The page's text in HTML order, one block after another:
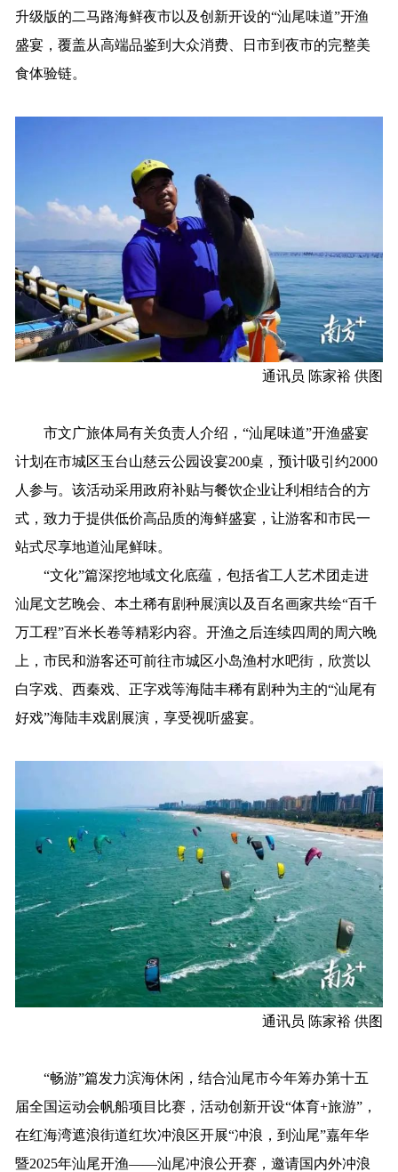
升级版的二马路海鲜夜市以及创新开设的“汕尾味道”开渔
盛宴，覆盖从高端品鉴到大众消费、日市到夜市的完整美
食体验链。
通讯员 陈家裕 供图
市文广旅体局有关负责人介绍，“汕尾味道”开渔盛宴
计划在市城区玉台山慈云公园设宴200桌，预计吸引约2000
人参与。该活动采用政府补贴与餐饮企业让利相结合的方
式，致力于提供低价高品质的海鲜盛宴，让游客和市民一
站式尽享地道汕尾鲜味。
“文化”篇深挖地域文化底蕴，包括省工人艺术团走进
汕尾文艺晚会、本土稀有剧种展演以及百名画家共绘“百千
万工程”百米长卷等精彩内容。开渔之后连续四周的周六晚
上，市民和游客还可前往市城区小岛渔村水吧街，欣赏以
白字戏、西秦戏、正字戏等海陆丰稀有剧种为主的“汕尾有
好戏”海陆丰戏剧展演，享受视听盛宴。
通讯员 陈家裕 供图
“畅游”篇发力滨海休闲，结合汕尾市今年筹办第十五
届全国运动会帆船项目比赛，活动创新开设“体育+旅游”，
在红海湾遮浪街道红坎冲浪区开展“冲浪，到汕尾”嘉年华
暨2025年汕尾开渔——汕尾冲浪公开赛，邀请国内外冲浪